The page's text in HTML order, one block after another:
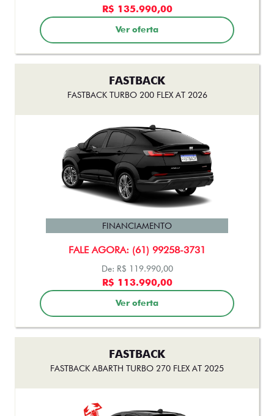
FASTBACK
FALE AGORA: (61) 99258-3731
FINANCIAMENTO
De: R$ 119.990,00
R$ 113.990,00
Ver oferta
FASTBACK